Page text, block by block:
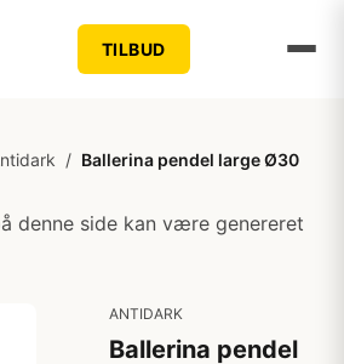
TILBUD
/ Ballerina pendel large Ø30
denne side kan være genereret
ANTIDARK
Ballerina pendel